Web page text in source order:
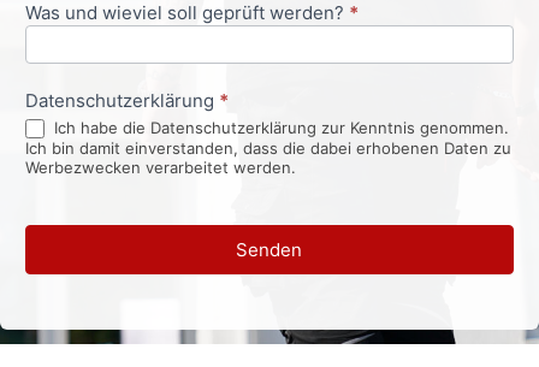
Was und wieviel soll geprüft werden? *
Datenschutzerklärung *
Ich habe die Datenschutzerklärung zur Kenntnis genommen.
Ich bin damit einverstanden, dass die dabei erhobenen Daten zu
Werbezwecken verarbeitet werden.
Senden